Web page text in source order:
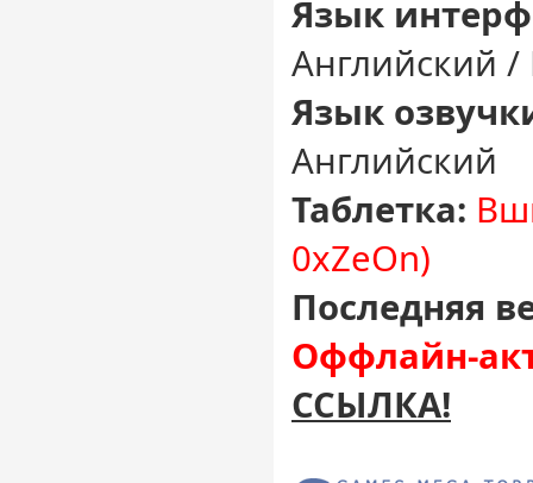
Язык
Английский /
Язык
Английский
Таблетка:
0xZeOn)
Последняя
Оффлайн-
ССЫЛКА!